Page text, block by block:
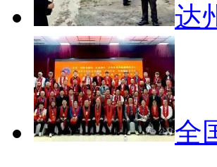
达
全